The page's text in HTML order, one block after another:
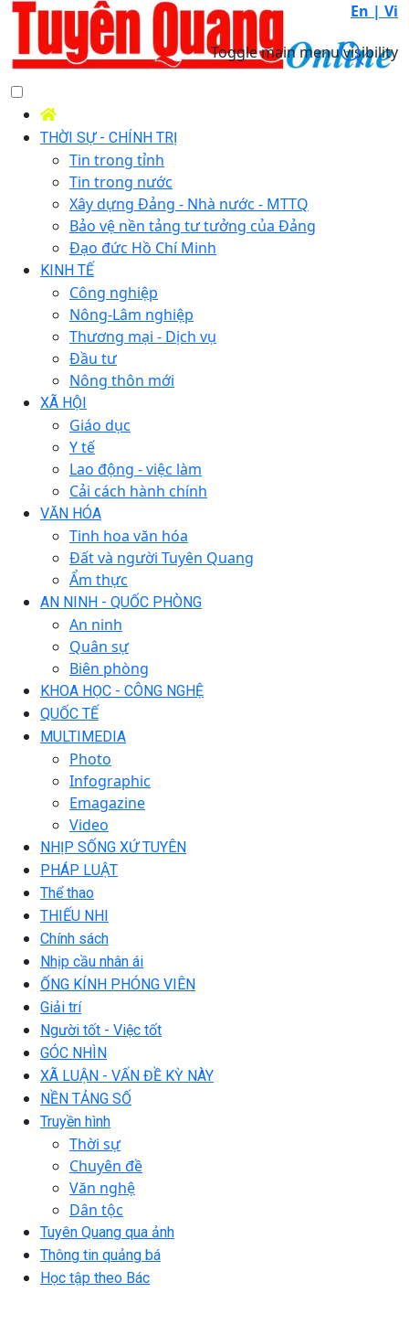
En | Vi
Toggle main menu visibility
THỜI SỰ - CHÍNH TRỊ
Tin trong tỉnh
Tin trong nước
Xây dựng Đảng - Nhà nước - MTTQ
Bảo vệ nền tảng tư tưởng của Đảng
Đạo đức Hồ Chí Minh
KINH TẾ
Công nghiệp
Nông-Lâm nghiệp
Thương mại - Dịch vụ
Đầu tư
Nông thôn mới
XÃ HỘI
Giáo dục
Y tế
Lao động - việc làm
Cải cách hành chính
VĂN HÓA
Tinh hoa văn hóa
Đất và người Tuyên Quang
Ẩm thực
AN NINH - QUỐC PHÒNG
An ninh
Quân sự
Biên phòng
KHOA HỌC - CÔNG NGHỆ
QUỐC TẾ
MULTIMEDIA
Photo
Infographic
Emagazine
Video
NHỊP SỐNG XỨ TUYÊN
PHÁP LUẬT
Thể thao
THIẾU NHI
Chính sách
Nhịp cầu nhân ái
ỐNG KÍNH PHÓNG VIÊN
Giải trí
Người tốt - Việc tốt
GÓC NHÌN
XÃ LUẬN - VẤN ĐỀ KỲ NÀY
NỀN TẢNG SỐ
Truyền hình
Thời sự
Chuyên đề
Văn nghệ
Dân tộc
Tuyên Quang qua ảnh
Thông tin quảng bá
Học tập theo Bác